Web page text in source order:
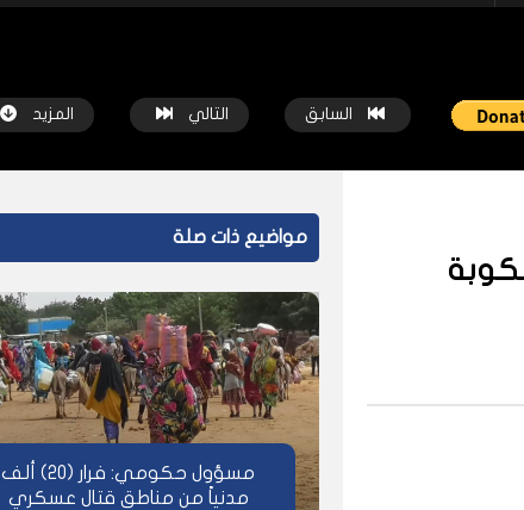
السابق التالي المزيد
شاهد لاحقاً
حسم معركة (الفاشر) مستقبل
رحلة نزوح من الفاشر إلى قولو
شبكة عاين قبل سنتين
مواضيع ذات صلة
مسؤول حكومي: فرار (20) ألف
مدنياً من مناطق قتال عسكري